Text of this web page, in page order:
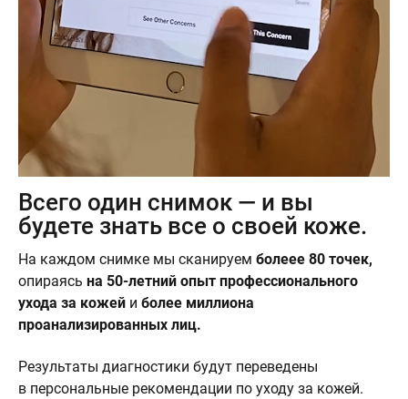
Всего один снимок — и вы
будете знать все о своей коже.
На каждом снимке мы сканируем болеее 80 точек,
опираясь на 50-летний опыт профессионального
ухода за кожей и более миллиона
проанализированных лиц.
Результаты диагностики будут переведены
в персональные рекомендации по уходу за кожей.